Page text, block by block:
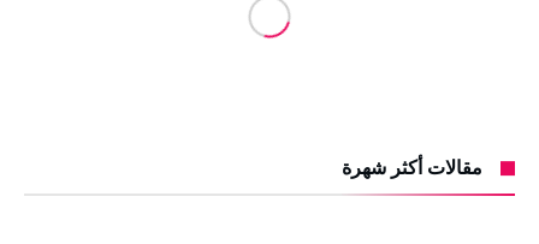
مقالات أكثر شهرة